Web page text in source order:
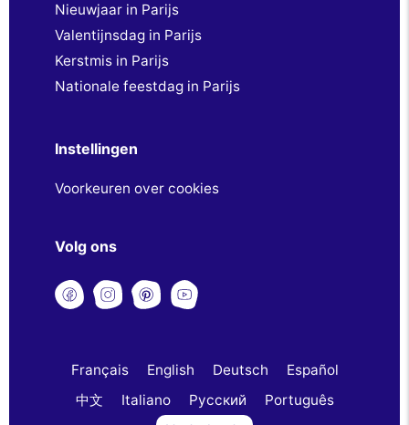
Nieuwjaar in Parijs
Valentijnsdag in Parijs
Kerstmis in Parijs
Nationale feestdag in Parijs
Instellingen
Voorkeuren over cookies
Volg ons
Français English Deutsch
Español
中文
Italiano Русский
Português